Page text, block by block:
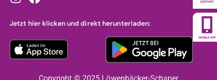
Jetzt hier klicken und direkt herunterladen: